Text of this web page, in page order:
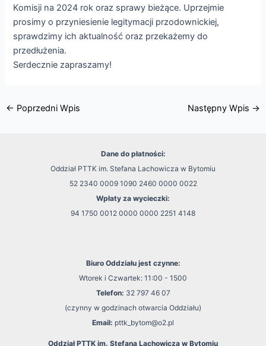
Komisji na 2024 rok oraz sprawy bieżące. Uprzejmie
prosimy o przyniesienie legitymacji przodownickiej,
sprawdzimy ich aktualność oraz przekażemy do
przedłużenia.
Serdecznie zapraszamy!
← Poprzedni Wpis Następny Wpis →
Dane do płatności:
Oddział PTTK im. Stefana Lachowicza w Bytomiu
52 2340 0009 1090 2460 0000 0022
Wpłaty za wycieczki:
94 1750 0012 0000 0000 2251 4148
Biuro Oddziału jest czynne:
Wtorek i Czwartek: 11:00 - 1500
Telefon: 32 797 46 07
(czynny w godzinach otwarcia Oddziału)
Email: pttk_bytom@o2.pl
Oddział PTTK im. Stefana Lachowicza w Bytomiu